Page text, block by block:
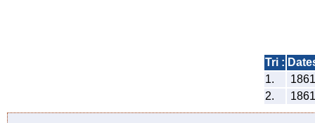
Tri :
1.
2.